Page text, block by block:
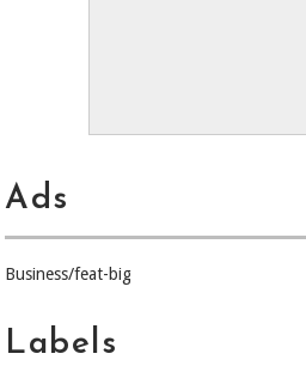
Ads
Business/feat-big
Labels